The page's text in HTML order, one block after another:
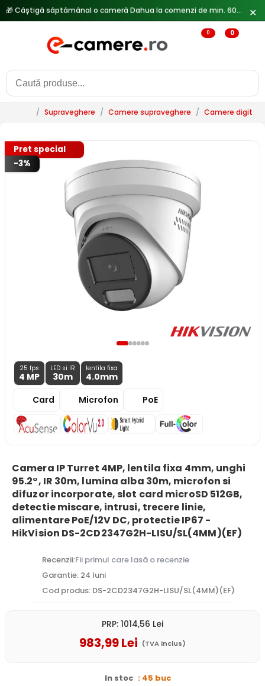
🔥 Reduceri de pana la 25% doar in luna iulie → Vezi ofertele ✕
0 0
/ Supraveghere / Camere supraveghere / Camere digitale
Pret special
-3%
25 fps
4 MP
LED si IR
30m
lentila fixa
4.0mm
Card
Microfon PoE
Camera IP Turret 4MP, lentila fixa 4mm, unghi
95.2°, IR 30m, lumina alba 30m, microfon si
difuzor incorporate, slot card microSD 512GB,
detectie miscare, intrusi, trecere linie,
alimentare PoE/12V DC, protectie IP67 -
HikVision DS-2CD2347G2H-LISU/SL(4MM)(EF)
Recenzii:Fii primul care lasă o recenzie
Garantie: 24 luni
Cod produs: DS-2CD2347G2H-LISU/SL(4MM)(EF)
PRP: 1014,56 Lei
983,99Lei (TVA inclus)
In stoc : 45 buc